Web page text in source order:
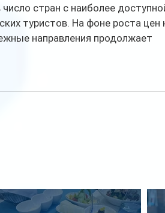
стран с наиболее
туристов. На фоне роста цен
направления продолжает